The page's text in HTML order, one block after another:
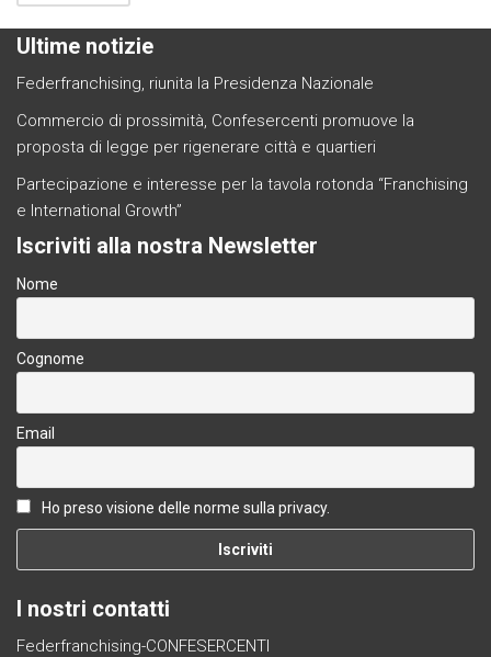
Ultime notizie
Federfranchising, riunita la Presidenza Nazionale
Commercio di prossimità, Confesercenti promuove la
proposta di legge per rigenerare città e quartieri
Partecipazione e interesse per la tavola rotonda “Franchising
e International Growth”
Iscriviti alla nostra Newsletter
Nome
Cognome
Email
Ho preso visione delle norme sulla privacy.
I nostri contatti
Federfranchising-CONFESERCENTI